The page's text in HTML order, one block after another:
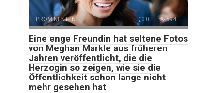
PROMINENTEN 0 594
Eine enge Freundin hat seltene Fotos
von Meghan Markle aus früheren
Jahren veröffentlicht, die die
Herzogin so zeigen, wie sie die
Öffentlichkeit schon lange nicht
mehr gesehen hat